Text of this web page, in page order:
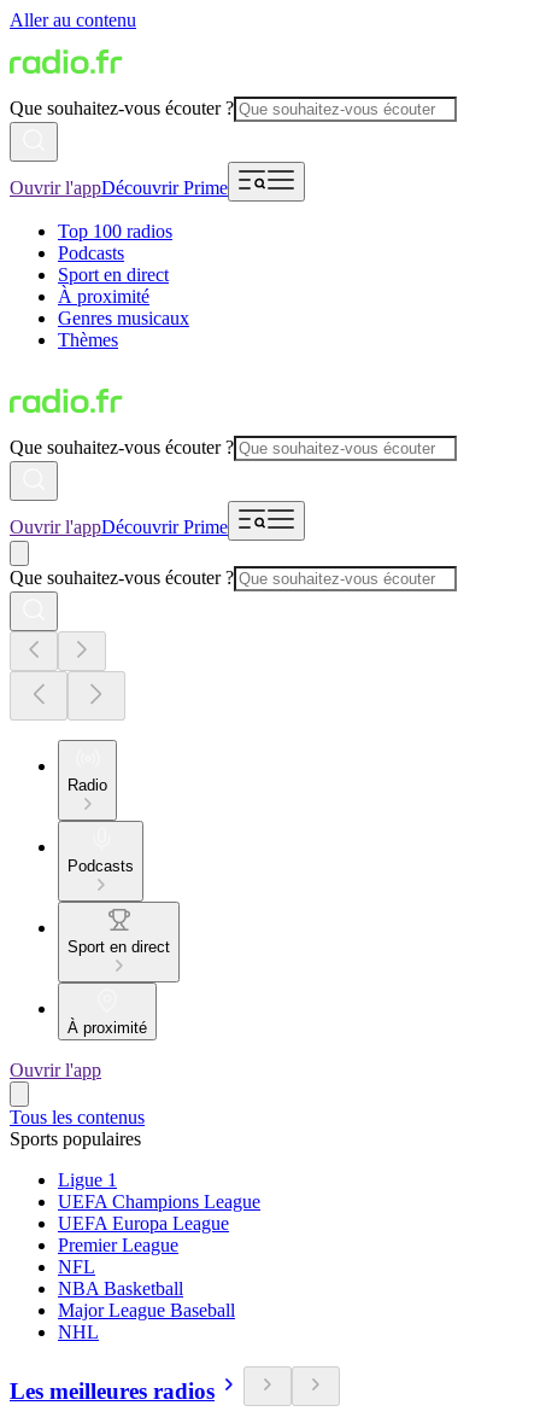
Aller au contenu
Que souhaitez-vous écouter ?
Ouvrir l'appDécouvrir Prime
Top 100 radios
Podcasts
Sport en direct
À proximité
Genres musicaux
Thèmes
Que souhaitez-vous écouter ?
Ouvrir l'appDécouvrir Prime
Que souhaitez-vous écouter ?
Radio
Podcasts
Sport en direct
À proximité
Ouvrir l'app
Tous les contenus
Sports populaires
Ligue 1
UEFA Champions League
UEFA Europa League
Premier League
NFL
NBA Basketball
Major League Baseball
NHL
Les meilleures radios